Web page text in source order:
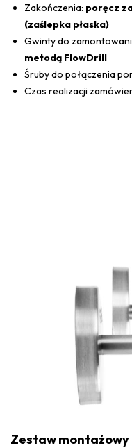
Zakończenia: poręcz
(zaślepka płaska)
Gwinty do
metodą FlowDrill
Śruby do połączenia
Czas realizacji
Zestaw